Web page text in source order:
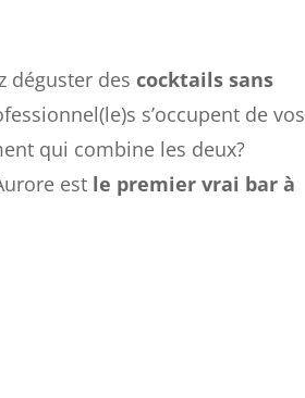
déguster des cocktails sans
s’occupent de vos
qui combine les deux?
est le premier vrai bar à